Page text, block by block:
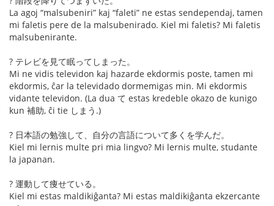
La agoj “malsubeniri” kaj “faleti” ne estas sendependaj, tamen
mi faletis pere de la malsubenirado. Kiel mi faletis? Mi faletis
malsubenirante.
? テレビを見て眠ってしまった。
Mi ne vidis televidon kaj hazarde ekdormis poste, tamen mi
ekdormis, ĉar la televidado dormemigas min. Mi ekdormis
vidante televidon. (La dua て estas kredeble okazo de kunigo
kun 補助, ĉi tie しまう.)
? 日本語の勉強して、自分の言語について多くを学んだ。
Kiel mi lernis multe pri mia lingvo? Mi lernis multe, studante
la japanan.
? 運動して痩せている。
Kiel mi estas maldikiĝanta? Mi estas maldikiĝanta ekzercante